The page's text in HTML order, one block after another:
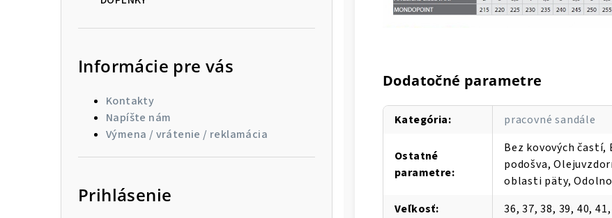
Informácie pre vás
Kontakty
Napíšte nám
Výmena / vrátenie / reklamácia
Prihlásenie
Dodatočné parametre
Kategória: pracovné sandále
Ostatné
parametre:
Bez kovových
podošva,
oblasti päty,
Veľkosť:
36, 37, 38, 39, 40,